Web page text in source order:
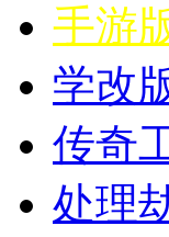
手游
学改
传奇
处理